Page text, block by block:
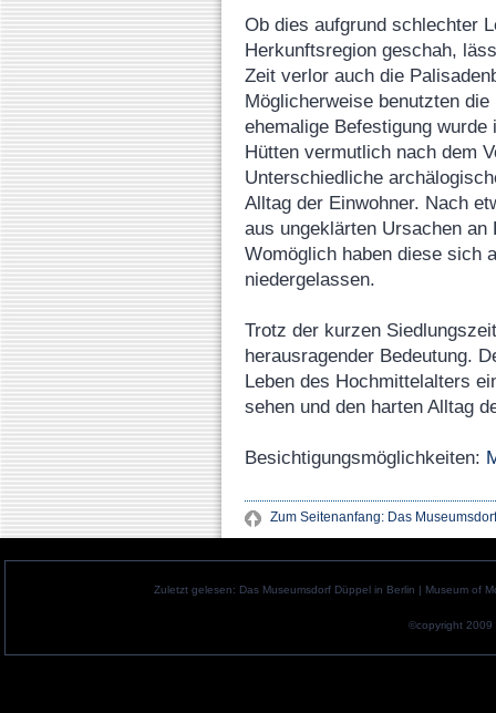
Ob dies aufgrund schlechter
Herkunftsregion geschah,
Zeit verlor auch die
Möglicherweise benutzten
ehemalige Befestigung
Hütten vermutlich nach dem
Unterschiedliche
Alltag der Einwohner. Nach
aus ungeklärten Ursachen an
Womöglich haben diese sich
niedergelassen.
Trotz der kurzen
herausragender Bedeutung.
Leben des Hochmittelalters
sehen und den harten Alltag
Besichtigungsmöglichkeiten:
Zum Seitenanfang: Das
Zuletzt gelesen: Das Museumsdorf Düppel in Berlin | Museum of
©copyright 2009